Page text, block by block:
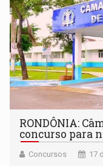
RONDÔNIA:
concurso para
Concursos 17